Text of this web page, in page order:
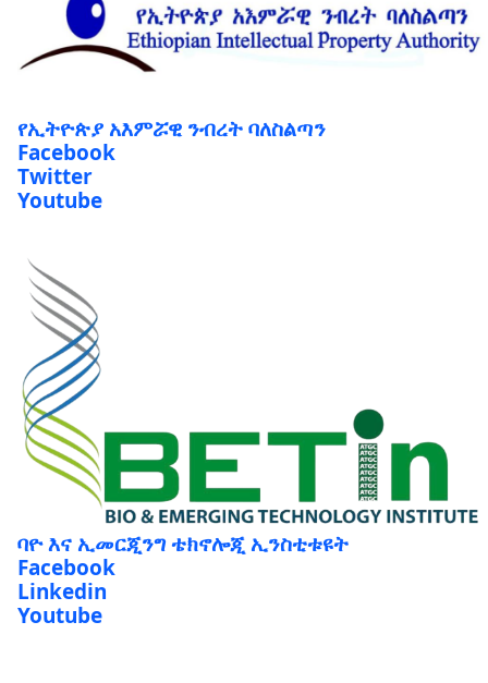
የኢትዮጵያ አእምሯዊ ንብረት ባለስልጣን
Facebook
Twitter
Youtube
ባዮ እና ኢመርጂንግ ቴክኖሎጂ ኢንስቲቱዩት
Facebook
Linkedin
Youtube